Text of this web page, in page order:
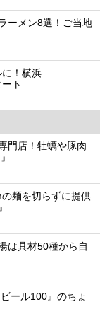
ーメン8選！ご当地
！横浜
ト
門店！牡蠣や豚肉
麺を切らずに提供
は具材50種から自
ール100』のちょ